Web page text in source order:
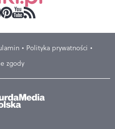
Polityka prywatności
zgody